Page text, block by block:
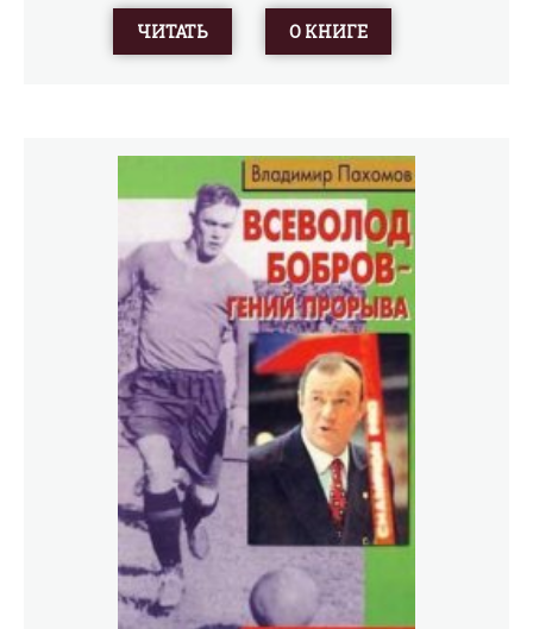
футбола, но и для всех, кто хочет поближе
познакомиться с жизнью самой большой страны
ЧИТАТЬ О КНИГЕ